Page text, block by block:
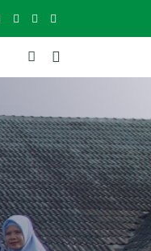
USWAH (UNGGUL,